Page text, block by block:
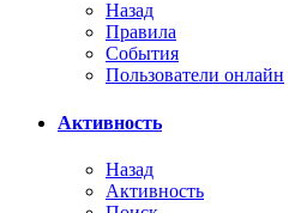
Назад
Правила
События
Пользователи онлайн
Активность
Назад
Активность